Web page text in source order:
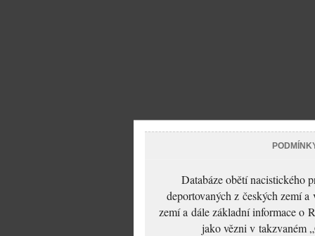
Databáze obětí nacistického
deportovaných z českých zemí
zemí a dále základní informace o
jako vězni v takzvaném